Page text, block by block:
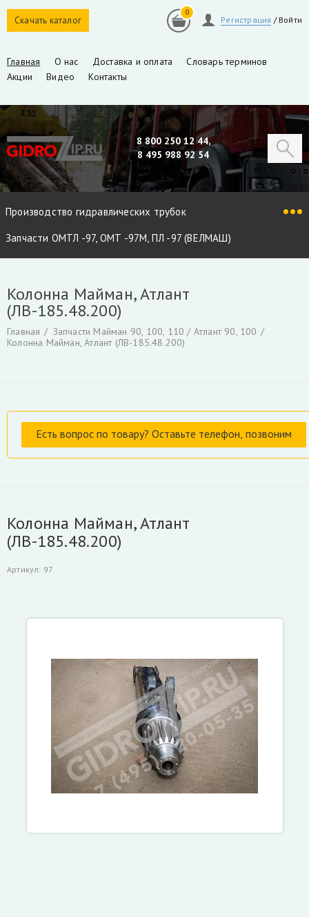
Скачать каталог Регистрация / Войти
0
Главная О нас Доставка и оплата
Словарь терминов
Акции
Видео Контакты
8 800 250 12 44,
8 495 988 92 54
Производство гидравлических трубок
Запчасти ОМТЛ -97, ОМТ -97М, ПЛ -97 (ВЕЛМАШ)
Запчасти Майман 90, 100, 110 / Атлант 90, 100
Гидроцилиндры
Гидрораспределители
Фильтры и фильтроэлементы для гидроманипуляторов
Коробка отбора мощности КАМАЗ и другие
РВД производство, ремонт, продажа
Колонна Майман, Атлант
(ЛВ-185.48.200)
Главная
Запчасти Майман 90, 100, 110 / Атлант 90, 100
Колонна Майман, Атлант (ЛВ-185.48.200)
Колонна Майман, Атлант
(ЛВ-185.48.200)
Артикул: 97